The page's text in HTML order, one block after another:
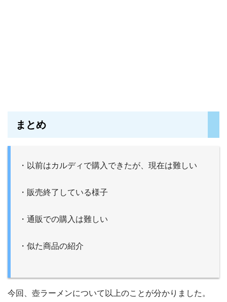
まとめ
・以前はカルディで購入できたが、現在は難しい
・販売終了している様子
・通販での購入は難しい
・似た商品の紹介
今回、壺ラーメンについて以上のことが分かりました。